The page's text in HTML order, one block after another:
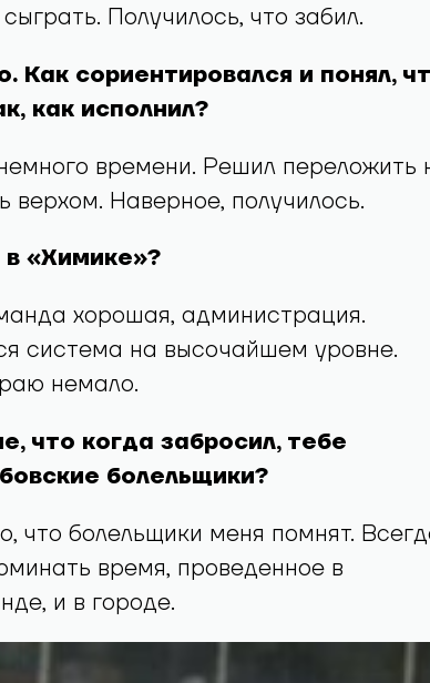
Получилось, что забил.
Как сориентировался и понял,
как исполнил?
времени. Решил переложить
верхом. Наверное, получилось.
в «Химике»?
хорошая, администрация.
система на высочайшем уровне.
немало.
что когда забросил, тебе
болельщики?
что болельщики меня помнят.
время, проведенное в
и в городе.